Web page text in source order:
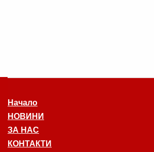
Начало
НОВИНИ
ЗА НАС
КОНТАКТИ